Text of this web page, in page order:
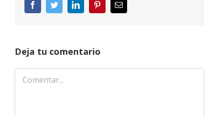
FacebookTwitterLinkedInPinterestCorreo
electrónico
Deja tu comentario
Comentar